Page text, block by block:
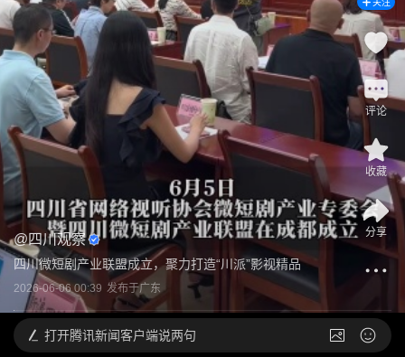
@四川观察
四川微短剧产业联盟成立，聚力打造“川派”影视精品
2026-06-06 00:39 发布于广东
评论
收藏
分享
打开腾讯新闻客户端说两句